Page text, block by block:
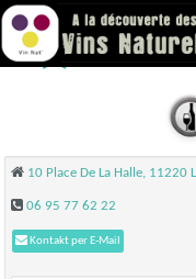
La
10 Place De La Halle, 11220
06 95 77 62 22
Kontakt per E-Mail